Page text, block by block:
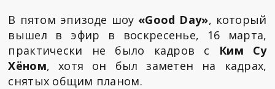
В пятом эпизоде шоу «Good Day», который
вышел в эфир в воскресенье, 16 марта,
практически не было кадров с Ким Су
Хёном, хотя он был заметен на кадрах,
снятых общим планом.